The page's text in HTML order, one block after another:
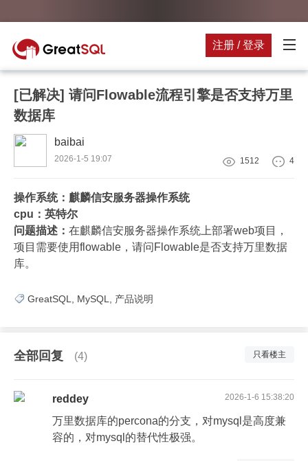
注册 / 登录
[已解决] 请问Flowable流程引擎是否支持万里
数据库
baibai
2026-1-5 19:07 1512 4
操作系统：麒麟信安服务器操作系统
cpu：英特尔
问题描述： 在麒麟信安服务器操作系统上部署web项目，
项目需要使用flowable，请问Flowable是否支持万里数据
库。
GreatSQL MySQL 产品说明
全部回复 (4) 只看楼主
reddey 2026-1-6 15:38:20
万里数据库的percona的分支，对mysql是高度兼
容的，对mysql的替代性极强。